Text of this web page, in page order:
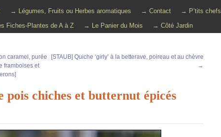
→ Légumes, Fruits ou Herbes aromatiques → Contact → P’tits chefs
Fiches-Plantes de A à Z → Le Panier du Mois → Côté Jardin
caramel, purée
framboises et
[STAUB] Quiche ‘girly’ à la betterave, poireau et au chèvre
→
pois chiches et butternut épicés